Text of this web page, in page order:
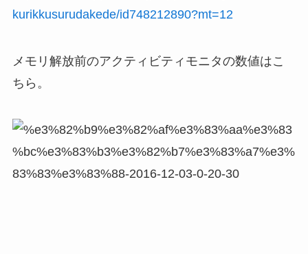
kurikkusurudakede/id748212890?mt=12
メモリ解放前のアクティビティモニタの数値はこ
ちら。